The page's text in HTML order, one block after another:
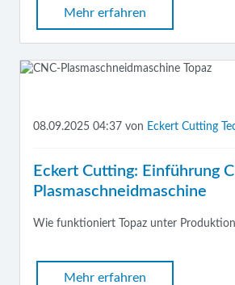
Mehr erfahren
08.09.2025 04:37 von Eckert Cutting
Eckert Cutting: Einführung
Plasmaschneidmaschine
Wie funktioniert Topaz unter
Mehr erfahren